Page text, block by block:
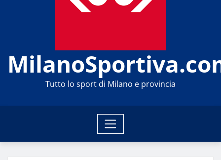
Tutto lo sport di Milano e provincia